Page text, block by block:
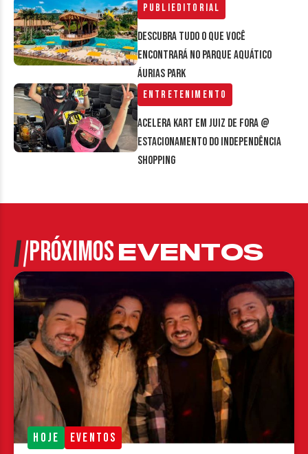
Publieditorial
Descubra tudo o que você
encontrará no parque aquático
Áurias Park
Entretenimento
Acelera Kart em Juiz de Fora @
estacionamento do Independência
Shopping
PRÓXIMOSEVENTOS
HOJE EVENTOS